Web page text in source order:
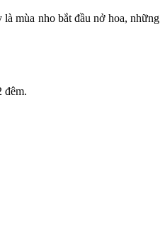
mùa nho bắt đầu nở hoa, những
đêm.